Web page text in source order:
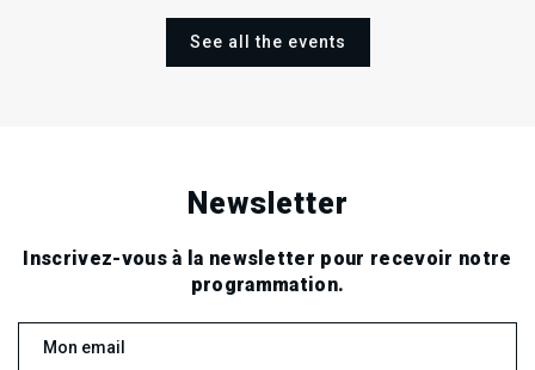
See all the events
Newsletter
Inscrivez-vous à la newsletter pour recevoir notre
programmation.